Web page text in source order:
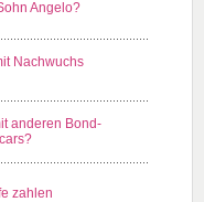
Angelo?
Nachwuchs
anderen Bond-
zahlen